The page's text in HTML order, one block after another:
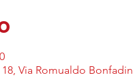
Via Romualdo